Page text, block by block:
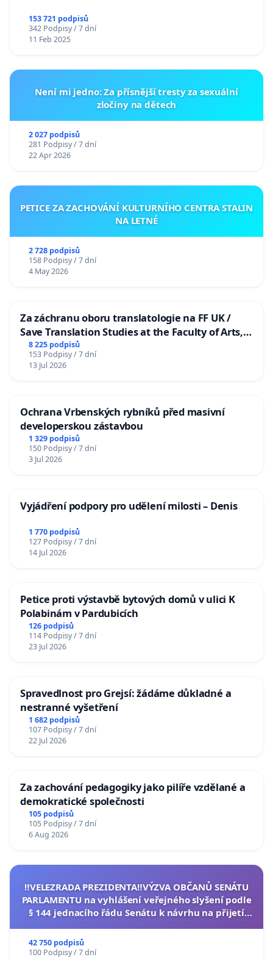
153 721 podpisů
342 Podpisy / 7 dní
11 Feb 2025
Není mi jedno: Za přísnější tresty za sexuální
zločiny na dětech
2 027 podpisů
281 Podpisy / 7 dní
22 Apr 2026
PETICE ZA ZACHOVÁNÍ KULTURNÍHO CENTRA STALIN
NA LETNÉ
2 728 podpisů
158 Podpisy / 7 dní
4 May 2026
Za záchranu oboru translatologie na FF UK /
Save Translation Studies at the Faculty of Arts,
Charles University
8 225 podpisů
153 Podpisy / 7 dní
13 Jul 2026
Ochrana Vrbenských rybníků před masivní
developerskou zástavbou
1 329 podpisů
150 Podpisy / 7 dní
3 Jul 2026
Vyjádření podpory pro udělení milosti – Denis
1 770 podpisů
127 Podpisy / 7 dní
14 Jul 2026
Petice proti výstavbě bytových domů v ulici K
Polabinám v Pardubicích
126 podpisů
114 Podpisy / 7 dní
23 Jul 2026
Spravedlnost pro Grejsí: žádáme důkladné a
nestranné vyšetření
1 682 podpisů
107 Podpisy / 7 dní
22 Jul 2026
Za zachování pedagogiky jako pilíře vzdělané a
demokratické společnosti
105 podpisů
105 Podpisy / 7 dní
6 Aug 2026
‼️VELEZRADA PREZIDENTA‼️VÝZVA OBČANŮ SENÁTU
PARLAMENTU na vyhlášení veřejného slyšení podle
§ 144 jednacího řádu Senátu k návrhu na přijetí
42 750 podpisů
100 Podpisy / 7 dní